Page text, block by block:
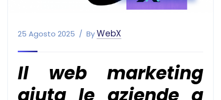
25 Agosto 2025 ByWebX
Ilweb marketing